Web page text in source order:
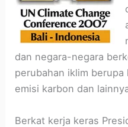
dan negara-negara
perubahan iklim
emisi karbon dan
Berkat kerja keras